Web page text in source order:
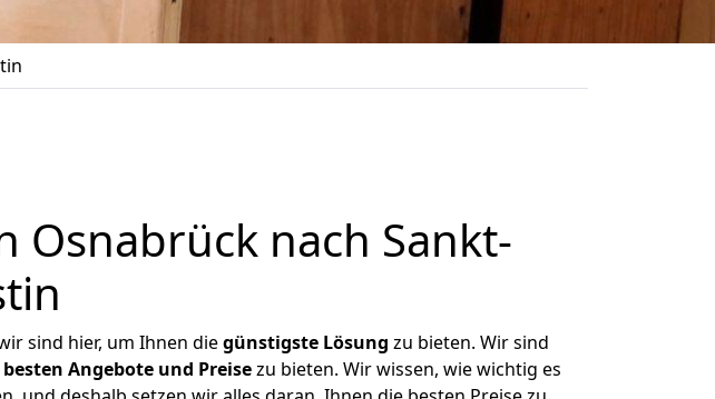
Osnabrück nach Sankt-
sind hier, um Ihnen diegünstigste Lösung zu bieten. Wir sind
Angebote und Preisezu bieten. Wir wissen, wie wichtig es